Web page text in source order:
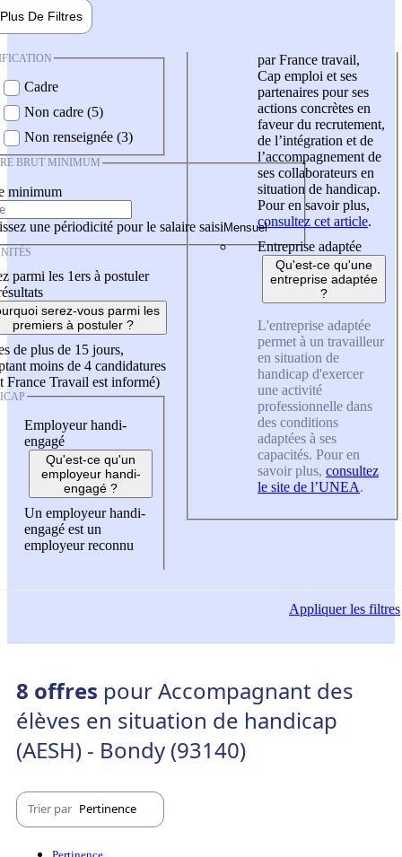
Plus De Filtres
Cadre
Non cadre (5)
Non renseignée (3)
BRUT MINIMUM
minimum
une périodicité pour le salaire saisi
parmi les 1ers à postuler
serez-vous parmi les
premiers à postuler ?
de plus de 15 jours,
moins de 4 candidatures
France Travail est informé)
Employeur handi-
engagé
Qu'est-ce qu'un
employeur handi-
engagé ?
Un employeur handi-
engagé est un
employeur reconnu
par France travail,
Cap emploi et ses
partenaires pour ses
actions concrètes en
faveur du recrutement,
de l’intégration et de
l’accompagnement de
ses collaborateurs en
situation de handicap.
Pour en savoir plus,
consultez cet article.
Entreprise adaptée
Qu'est-ce qu'une
entreprise adaptée
?
L'entreprise adaptée
permet à un travailleur
en situation de
handicap d'exercer
une activité
professionnelle dans
des conditions
adaptées à ses
capacités. Pour en
savoir plus, consultez
le site de l’UNEA.
Appliquerles filtres
8 offres pour Accompagnant des
élèves en situation de handicap
(AESH) - Bondy (93140)
Trier par Pertinence